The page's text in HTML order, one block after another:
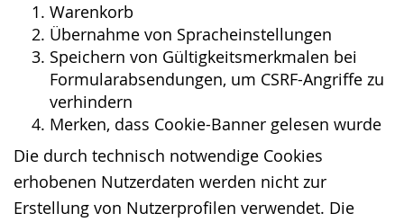
Warenkorb
Übernahme von Spracheinstellungen
Speichern von Gültigkeitsmerkmalen bei
Formularabsendungen, um CSRF-Angriffe zu
verhindern
Merken, dass Cookie-Banner gelesen wurde
Die durch technisch notwendige Cookies
erhobenen Nutzerdaten werden nicht zur
Erstellung von Nutzerprofilen verwendet. Die